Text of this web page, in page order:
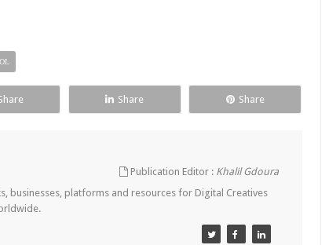
Share Share
Publication Editor : Khalil Gdoura
businesses, platforms and resources for Digital Creatives